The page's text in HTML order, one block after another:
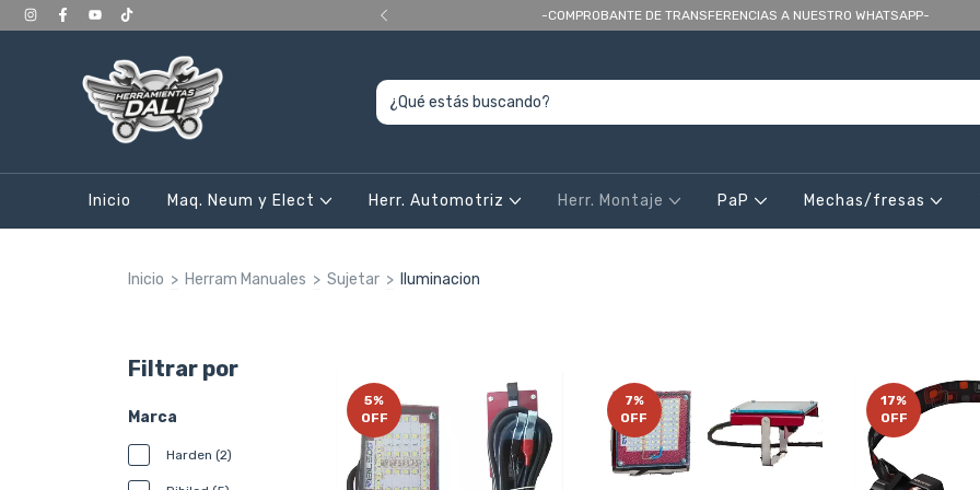
a 400.000, en CABA y Gran Bs As -COMPROBANTE DE TRANSFERENCIAS A NUESTRO WHATSAPP-
Inicio Maq. Neum y Elect Herr. Automotriz Herr. Montaje PaP Mechas/fresas
Inicio > Herram Manuales > Sujetar > Iluminacion
Filtrar por
Marca
Harden (2)
5%
OFF
7%
OFF
17%
OFF